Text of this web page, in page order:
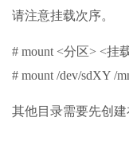
请注意挂载次序。
# mount <分区> <挂
# mount /dev/sdXY /
其他目录需要先创建